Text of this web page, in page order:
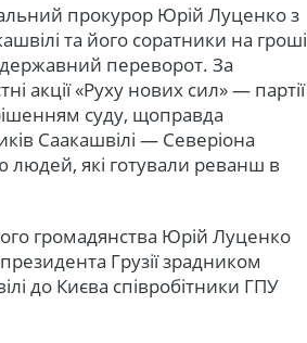
прокурор Юрій Луценко з
та його соратники на гроші
державний переворот. За
акції «Руху нових сил» — партії
суду, щоправда
Саакашвілі — Северіона
людей, які готували реванш в
громадянства Юрій Луценко
Грузії зрадником
до Києва співробітники ГПУ